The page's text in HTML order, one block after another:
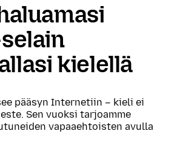
kielellä
pääsyn Internetiin – kieli ei
Sen vuoksi tarjoamme
vapaaehtoisten avulla